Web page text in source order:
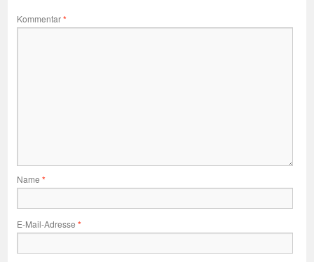
Kommentar*
Name *
E-Mail-Adresse *